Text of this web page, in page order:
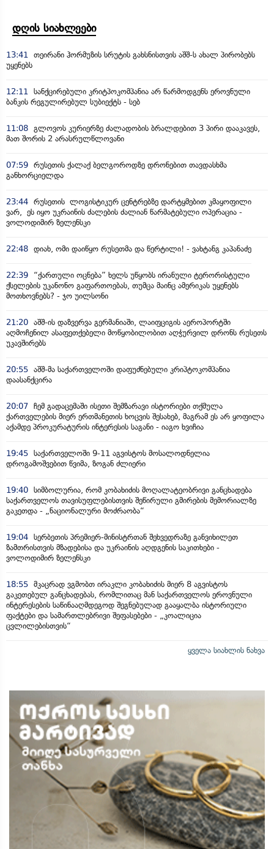
დღის სიახლეები
13:41
თეირანი ჰორმუზის სრუტის გახსნისთვის აშშ-ს ახალ პირობებს
უყენებს
12:11
სანქცირებული კრიტპოკომპანია არ წარმოდგენს ეროვნული
ბანკის რეგულირებულ სუბიექტს - სებ
11:08 გლოვოს კურიერზე ძალადობის ბრალდებით 3 პირი დააკავეს,
მათ შორის 2 არასრულწლოვანი
07:59 რუსეთის ქალაქ ბელგოროდზე დრონებით თავდასხმა
განხორციელდა
23:44 რუსეთის ლოგისტიკურ ცენტრებზე დარტყმებით კმაყოფილი
ვარ, ეს იყო უკრაინის ძალების ძალიან წარმატებული ოპერაცია -
ვოლოდიმირ ზელენსკი
22:48 დიახ, ომი დაიწყო რუსეთმა და წერტილი! - ვახტანგ კაპანაძე
22:39
“ქართული ოცნება” ხელს უწყობს ირანული ტერორისტული
ქსელების უკანონო გაფართოებას, თუმცა მაინც ამერიკას უყენებს
მოთხოვნებს? - ჯო უილსონი
21:20 აშშ-ის დაზვერვა გერმანიაში, ლაიფციგის აეროპორტში
აღმოჩენილ ასაფეთქებელი მოწყობილობით აღჭურვილ დრონს რუსეთს
უკავშირებს
20:55 აშშ-მა საქართველოში დაფუძნებული კრიპტოკომპანია
დაასანქცირა
20:07 ჩემ გადაცემაში ისეთი შემზარავი ისტორიები თქმულა
ქართველების მიერ ერთმანეთის ხოცვის შესახებ, მაგრამ ეს არ ყოფილა
აქამდე პროკურატურის ინტერესის საგანი - იაგო ხვიჩია
19:45 საქართველოში 9-11 აგვისტოს მოსალოდნელია
დროგამოშვებით წვიმა, ზოგან ძლიერი
19:40 სიმბოლურია, რომ კობახიძის მოღალატეობრივი განცხადება
საქართველოს თავისუფლებისთვის შეწირული გმირების მემორიალზე
გაკეთდა - „ნაციონალური მოძრაობა“
19:04 სერბეთის პრემიერ-მინისტრთან შეხვედრაზე განვიხილეთ
ზამთრისთვის მზადებისა და უკრაინის აღდგენის საკითხები -
ვოლოდიმირ ზელენსკი
18:55 მკაცრად ვგმობთ ირაკლი კობახიძის მიერ 8 აგვისტოს
გაკეთებულ განცხადებას, რომლითაც მან საქართველოს ეროვნული
ინტერესების საწინააღმდეგოდ შეგნებულად გააყალბა ისტორიული
ფაქტები და სამართლებრივი შეფასებები - „კოალიცია
ცვლილებისთვის“
ყველა სიახლის ნახვა